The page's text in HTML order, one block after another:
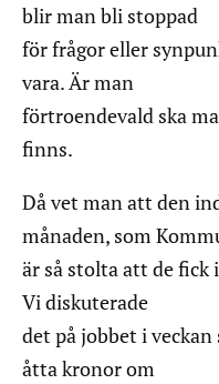
blir man bli stoppad
för frågor eller
vara. Är man
förtroendevald ska
finns.
Då vet man att den
månaden, som
är så stolta att de fick
Vi diskuterade
det på jobbet i
åtta kronor om